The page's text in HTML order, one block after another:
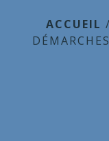
ACCUEIL /
DÉMARCHES